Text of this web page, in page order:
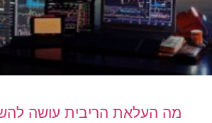
מה העלאת הריבית עושה